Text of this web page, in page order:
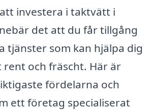
investera i taktvätt i
det att du får tillgång
tjänster som kan hjälpa dig
och fräscht. Här är
fördelarna och
ett företag specialiserat